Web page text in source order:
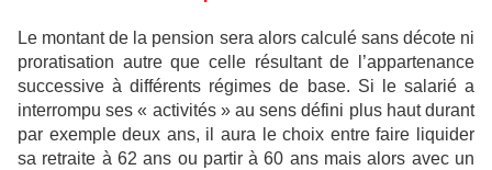
Le montant de la pension sera alors calculé sans décote ni
proratisation autre que celle résultant de l’appartenance
successive à différents régimes de base. Si le salarié a
interrompu ses « activités » au sens défini plus haut durant
par exemple deux ans, il aura le choix entre faire liquider
sa retraite à 62 ans ou partir à 60 ans mais alors avec un